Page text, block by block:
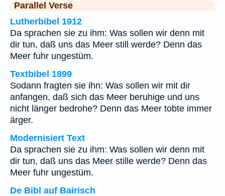
Parallel Verse
Lutherbibel 1912
Da sprachen sie zu ihm: Was sollen wir denn mit
dir tun, daß uns das Meer still werde? Denn das
Meer fuhr ungestüm.
Textbibel 1899
Sodann fragten sie ihn: Was sollen wir mit dir
anfangen, daß sich das Meer beruhige und uns
nicht länger bedrohe? Denn das Meer tobte immer
ärger.
Modernisiert Text
Da sprachen sie zu ihm: Was sollen wir denn mit
dir tun, daß uns das Meer stille werde? Denn das
Meer fuhr ungestüm.
De Bibl auf Bairisch